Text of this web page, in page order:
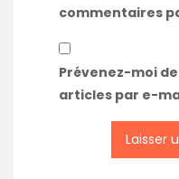
commentaires
Prévenez-moi
articles par e-